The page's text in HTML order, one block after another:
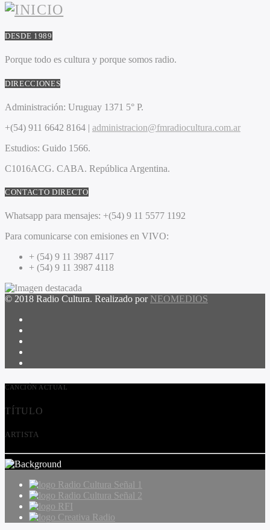
DESDE 1989
Porque todo es cultura y porque somos radio.
DIRECCIONES
Administración: Uruguay 1371 5° P.
+(54) 911 6642 8164 | administracion@fmradiocultura.com.ar
Estudios: Guido 1566.
C1016ACG. CABA. República Argentina.
CONTACTO DIRECTO
Whatsapp para mensajes: +(54) 9 11 5577 1192
Para comunicarse con emisiones en VIVO:
+ (54) 9 11 3987 4117
+ (54) 9 11 3987 4118
© 2018 Radio Cultura. Realizado por NEOMEDIOS
CANCIÓN ACTUAL
TÍTULO
ARTISTA
Radio Cultura Señal 1
Radio Cultura Señal 2
RFI
Creativa Radio